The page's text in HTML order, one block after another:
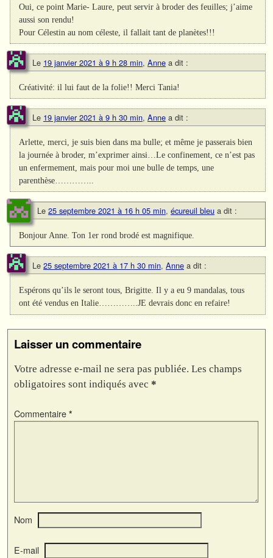
Oui, ce point Marie- Laure, peut servir à broder des feuilles; j’aime
aussi son rendu!
Pour Célestin au nom céleste, il fallait tant de planètes!!!
Le 19 janvier 2021 à 9 h 28 min, Anne a dit :
Créativité: il lui faut de la folie!! Merci Tania!
Le 19 janvier 2021 à 9 h 30 min, Anne a dit :
Arlette, merci, je suis bien dans ma bulle; et même je passerais bien
la journée à broder, m’exprimer ainsi…Le confinement, ce n’est pas
un enfermement, mais pour moi une bulle de temps, une
parenthèse…………..
Le 25 septembre 2021 à 16 h 05 min, écureuil bleu a dit :
Bonjour Anne. Ton 1er rond brodé est magnifique.
Le 25 septembre 2021 à 17 h 30 min, Anne a dit :
Espérons qu’ils le seront tous, Brigitte. Il y a eu 9 mandalas, tous
ont été vendus en Italie…………..JE devrais donc en refaire!
Laisser un commentaire
Votre adresse e-mail ne sera pas publiée. Les champs
obligatoires sont indiqués avec *
Commentaire *
Nom
E-mail